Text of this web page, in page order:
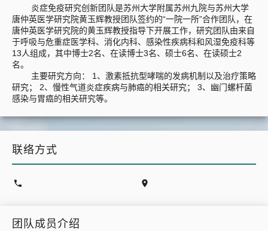
炎症免疫研究创新团队是苏州大学附属苏州九院与苏州大学
唐仲英医学研究院黄玉辉教授团队签约的“一院一所”合作团队，在
唐仲英医学研究院的黄玉辉教授指导下开展工作，研究团队由来自
于呼吸与危重症医学科、消化内科、感染性疾病科和风湿免疫科等
13人组成，其中博士2名、在读博士3名、硕士6名、在读硕士2
名。
主要研究方向： 1、激素抵抗型哮喘的发病机制以及治疗策略
研究； 2、慢性气道炎症疾病与肺癌的相关研究； 3、幽门螺杆菌
感染与胃癌的相关研究等。
联络方式
 
团队成员介绍